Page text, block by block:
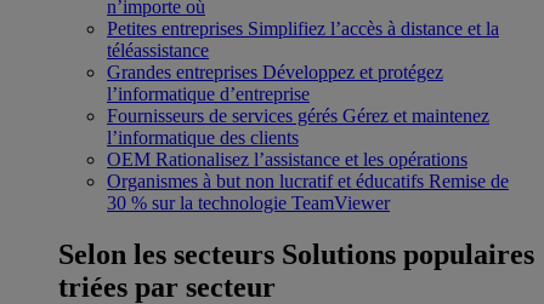
n’importe où
Petites entreprises Simplifiez l’accès à distance et la
téléassistance
Grandes entreprises Développez et protégez
l’informatique d’entreprise
Fournisseurs de services gérés Gérez et maintenez
l’informatique des clients
OEM Rationalisez l’assistance et les opérations
Organismes à but non lucratif et éducatifs Remise de
30 % sur la technologie TeamViewer
Selon les secteurs Solutions populaires
triées par secteur